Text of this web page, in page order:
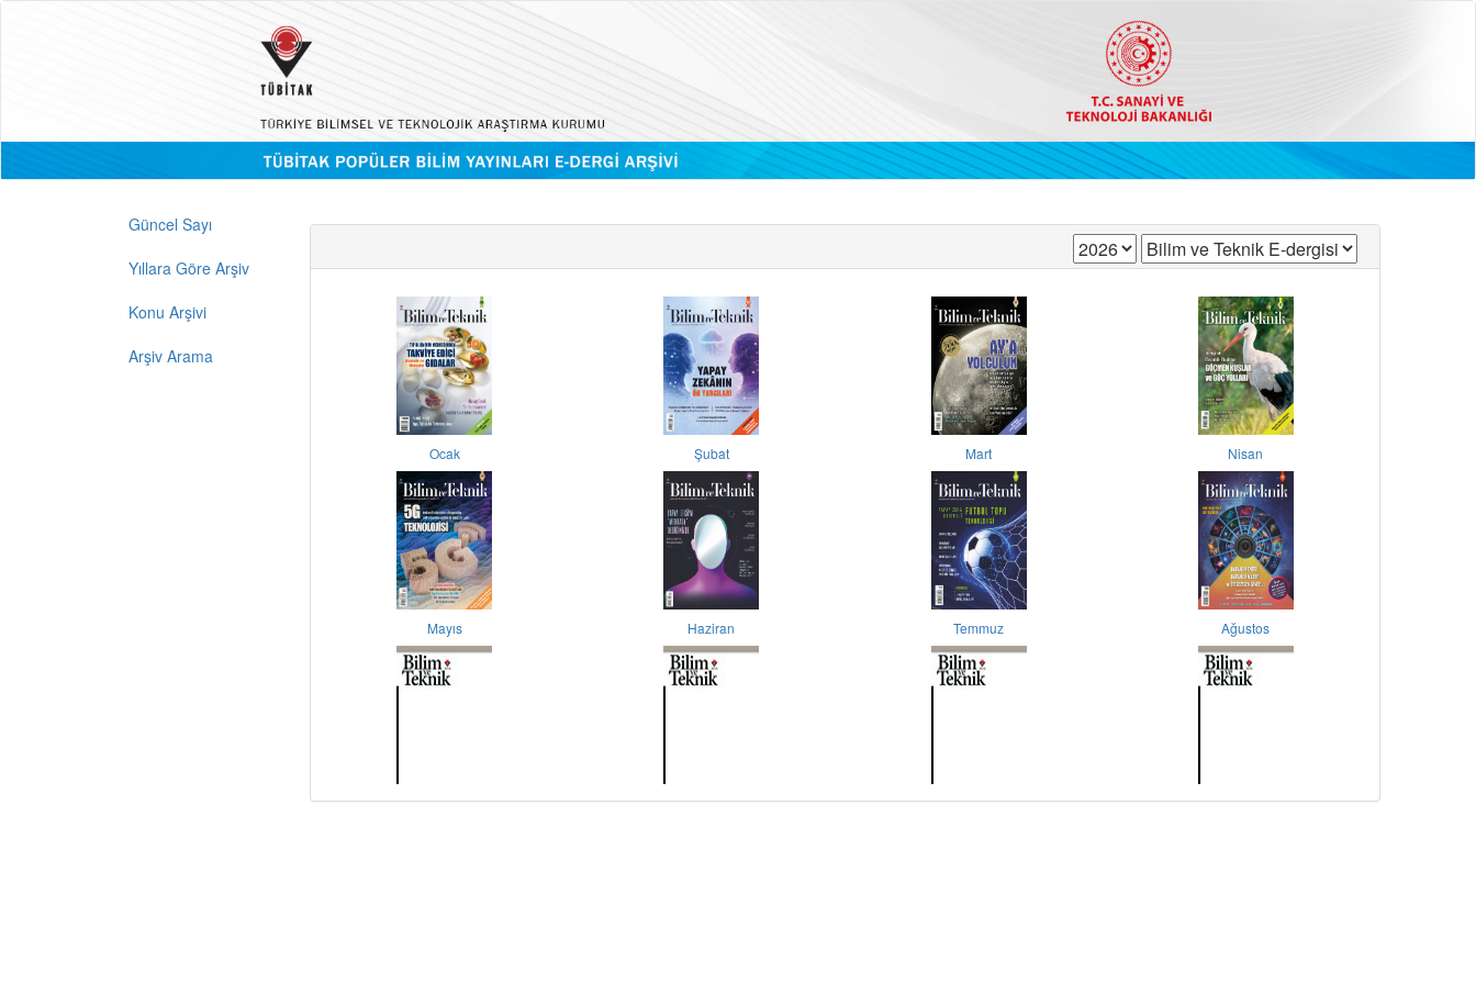
Güncel Sayı
Yıllara Göre Arşiv
Konu Arşivi
Arşiv Arama
Ocak Şubat Mart Nisan
Mayıs Haziran Temmuz Ağustos